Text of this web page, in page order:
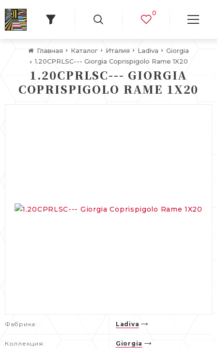
0
Главная Каталог Италия Ladiva
Giorgia
1.20CPRLSC--- Giorgia Coprispigolo Rame 1X20
1.20CPRLSC--- GIORGIA
COPRISPIGOLO RAME 1X20
Фабрика: Ladiva
Коллекция: Giorgia